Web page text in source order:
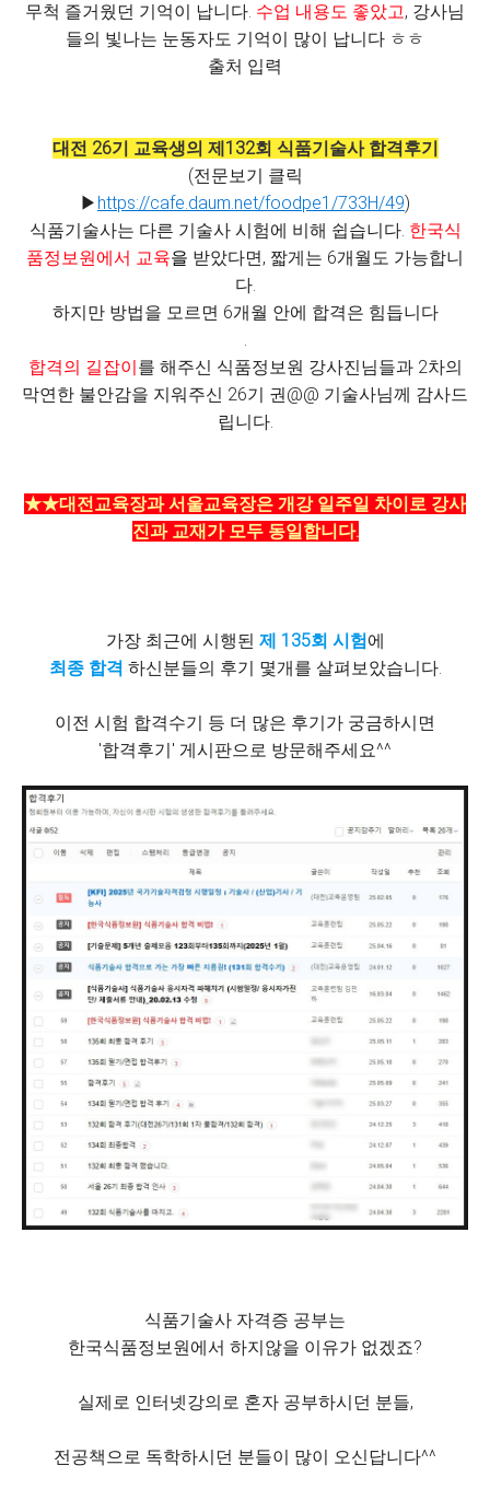
무척 즐거웠던 기억이 납니다. 수업 내용도 좋았고, 강사님
들의 빛나는 눈동자도 기억이 많이 납니다 ㅎㅎ
출처 입력
대전 26기 교육생의 제132회 식품기술사 합격후기
(전문보기 클릭
▶ https://cafe.daum.net/foodpe1/733H/49)
식품기술사는 다른 기술사 시험에 비해 쉽습니다. 한국식
품정보원에서 교육을 받았다면, 짧게는 6개월도 가능합니
다.
하지만 방법을 모르면 6개월 안에 합격은 힘듭니다
.
합격의 길잡이를 해주신 식품정보원 강사진님들과 2차의
막연한 불안감을 지워주신 26기 권@@ 기술사님께 감사드
립니다.
★★대전교육장과 서울교육장은 개강 일주일 차이로 강사
진과 교재가 모두 동일합니다.
가장 최근에 시행된 제 135회 시험에
최종 합격 하신분들의 후기 몇개를 살펴보았습니다.
이전 시험 합격수기 등 더 많은 후기가 궁금하시면
'합격후기' 게시판으로 방문해주세요^^
식품기술사 자격증 공부는
한국식품정보원에서 하지않을 이유가 없겠죠?
실제로 인터넷강의로 혼자 공부하시던 분들,
전공책으로 독학하시던 분들이 많이 오신답니다^^